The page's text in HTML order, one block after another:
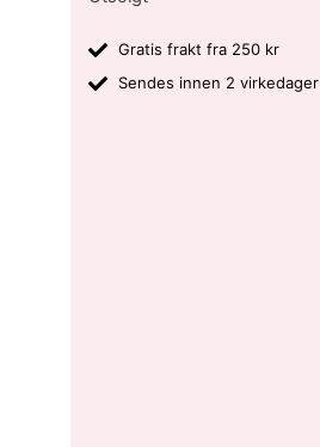
Gratis frakt fra 250 kr
Sendes innen 2 virkedager